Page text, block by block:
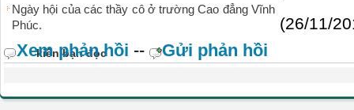
Ngày hội của các thầy cô ở trường Cao đẳng Vĩnh
Phúc.
(26/11/
kiến bạn đọc
Xem phản hồi -- Gửi phản hồi